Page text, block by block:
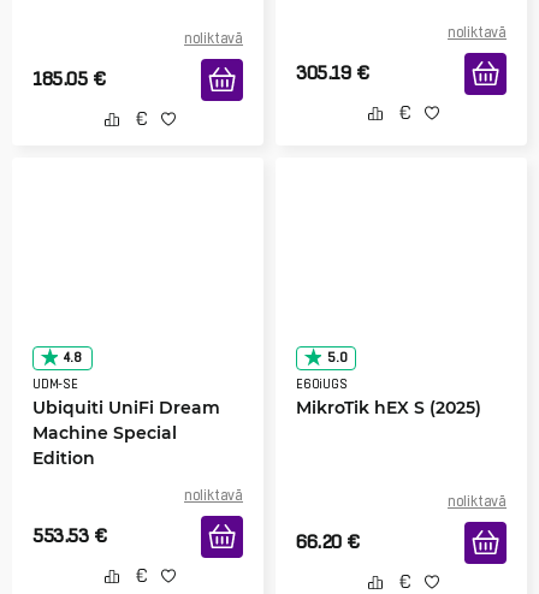
noliktavā
185.05 €
noliktavā
305.19 €
4.8
UDM-SE
Ubiquiti UniFi Dream
Machine Special
Edition
noliktavā
553.53 €
5.0
E60iUGS
MikroTik hEX S (2025)
noliktavā
66.20 €